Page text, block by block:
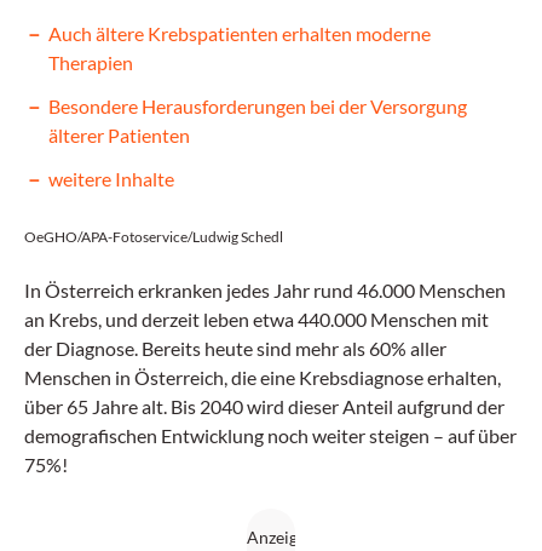
Auch ältere Krebspatienten erhalten moderne
Therapien
Besondere Herausforderungen bei der Versorgung
älterer Patienten
weitere Inhalte
OeGHO/APA-Fotoservice/Ludwig Schedl
In Österreich erkranken jedes Jahr rund 46.000 Menschen
an Krebs, und derzeit leben etwa 440.000 Menschen mit
der Diagnose. Bereits heute sind mehr als 60% aller
Menschen in Österreich, die eine Krebsdiagnose erhalten,
über 65 Jahre alt. Bis 2040 wird dieser Anteil aufgrund der
demografischen Entwicklung noch weiter steigen – auf über
75%!